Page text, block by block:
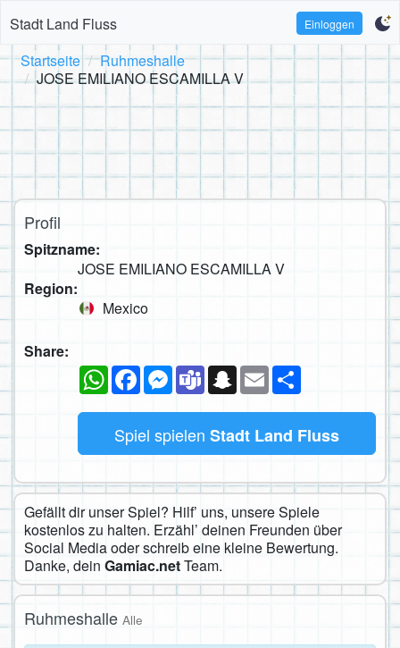
Stadt Land Fluss Einloggen
Startseite
Ruhmeshalle
JOSE EMILIANO ESCAMILLA V
Profil
Spitzname:
JOSE EMILIANO ESCAMILLA V
Region:
Mexico
Share:
WhatsAppFacebookMessenger
TeamsSnapchat
Email
Spiel spielen Stadt Land Fluss
Gefällt dir unser Spiel? Hilf’ uns, unsere Spiele
kostenlos zu halten. Erzähl’ deinen Freunden über
Social Media oder schreib eine kleine Bewertung.
Danke, dein Gamiac.netTeam.
Ruhmeshalle Alle